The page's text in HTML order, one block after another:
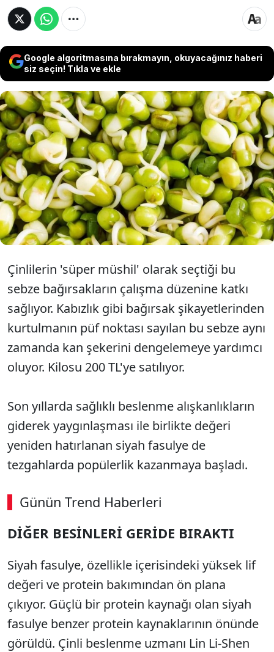
Google algoritmasına bırakmayın, okuyacağınız haberi
siz seçin! Tıkla ve ekle
Gün içerisinde tükettiğimiz sebze ve meyveler
sağlıklı yaşamı desteklemek için bazen ideal
tercih olabiliyor. Hangi soruna hani sebzenin
daha iyi geleceğini bilenler kolaylıkla sağlık
sorunlarını doğal yöntemler ile çözüyor. Bağırsak
sorunlarından kurtulmak için ise Çinli uzmanlar
'süper müshil' öneriyor.
Çinlilerin 'süper müshil' olarak seçtiği bu
sebze bağırsakların çalışma düzenine katkı
sağlıyor. Kabızlık gibi bağırsak şikayetlerinden
kurtulmanın püf noktası sayılan bu sebze aynı
zamanda kan şekerini dengelemeye yardımcı
oluyor. Kilosu 200 TL'ye satılıyor.
Son yıllarda sağlıklı beslenme alışkanlıkların
giderek yaygınlaşması ile birlikte değeri
yeniden hatırlanan siyah fasulye de
tezgahlarda popülerlik kazanmaya başladı.
Günün Trend Haberleri
DİĞER BESİNLERİ GERİDE BIRAKTI
Siyah fasulye, özellikle içerisindeki yüksek lif
değeri ve protein bakımından ön plana
çıkıyor. Güçlü bir protein kaynağı olan siyah
fasulye benzer protein kaynaklarının önünde
görüldü. Çinli beslenme uzmanı Lin Li-Shen